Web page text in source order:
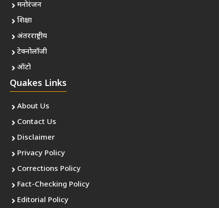
मनोरंजन
शिक्षा
अंतरराष्ट्रीय
टेक्नोलॉजी
ऑटो
Quakes Links
About Us
Contact Us
Disclaimer
Privacy Policy
Corrections Policy
Fact-Checking Policy
Editorial Policy